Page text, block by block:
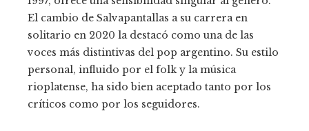
El cambio de Salvapantallas a su carrera en
solitario en 2020 la destacó como una de las
voces más distintivas del pop argentino. Su estilo
personal, influido por el folk y la música
rioplatense, ha sido bien aceptado tanto por los
críticos como por los seguidores.